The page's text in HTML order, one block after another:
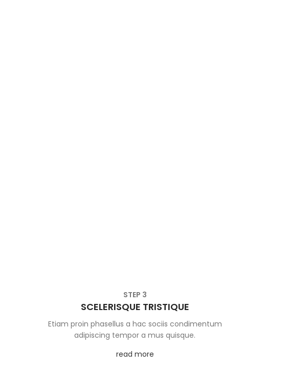
STEP 3
SCELERISQUE TRISTIQUE
Etiam proin phasellus a hac sociis condimentum
adipiscing tempor a mus quisque.
read more